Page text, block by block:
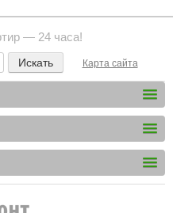
— 24 часа!
Карта сайта